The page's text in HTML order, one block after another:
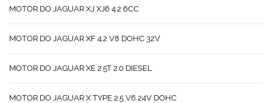
MOTOR DO JAGUAR XJ XJ6 4.2 6CC
MOTOR DO JAGUAR XF 4.2 V8 DOHC 32V
MOTOR DO JAGUAR XE 2.5T 2.0 DIESEL
MOTOR DO JAGUAR X TYPE 2.5 V6 24V DOHC